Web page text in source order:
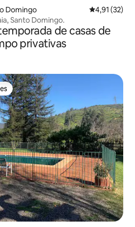
Domingo 4,91 de uma
4,91 (32)
Santo Domingo.
de casas de
privativas